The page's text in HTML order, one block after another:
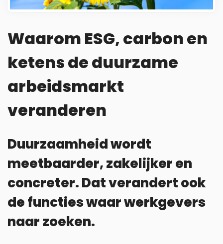
Waarom ESG, carbon en
ketens de duurzame
arbeidsmarkt
veranderen
Duurzaamheid wordt
meetbaarder, zakelijker en
concreter. Dat verandert ook
de functies waar werkgevers
naar zoeken.